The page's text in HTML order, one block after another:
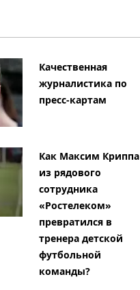
Качественная
журналистика по
пресс-картам
Как Максим Криппа
из рядового
сотрудника
«Ростелеком»
превратился в
тренера детской
футбольной
команды?